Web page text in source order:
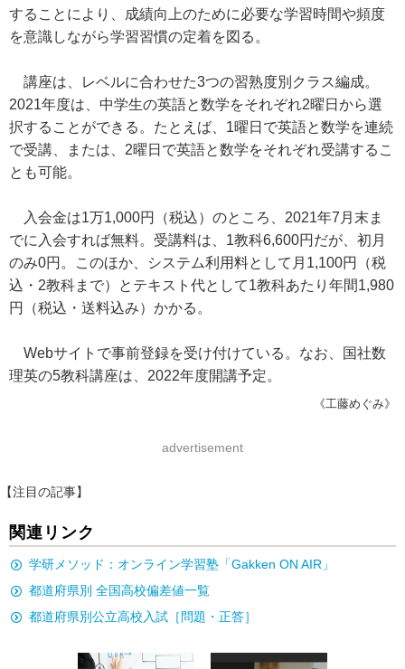
することにより、成績向上のために必要な学習時間や頻度
を意識しながら学習習慣の定着を図る。
講座は、レベルに合わせた3つの習熟度別クラス編成。
2021年度は、中学生の英語と数学をそれぞれ2曜日から選
択することができる。たとえば、1曜日で英語と数学を連続
で受講、または、2曜日で英語と数学をそれぞれ受講するこ
とも可能。
入会金は1万1,000円（税込）のところ、2021年7月末ま
でに入会すれば無料。受講料は、1教科6,600円だが、初月
のみ0円。このほか、システム利用料として月1,100円（税
込・2教科まで）とテキスト代として1教科あたり年間1,980
円（税込・送料込み）かかる。
Webサイトで事前登録を受け付けている。なお、国社数
理英の5教科講座は、2022年度開講予定。
《工藤めぐみ》
advertisement
【注目の記事】
関連リンク
学研メソッド：オンライン学習塾「Gakken ON AIR」
都道府県別 全国高校偏差値一覧
都道府県別公立高校入試［問題・正答］